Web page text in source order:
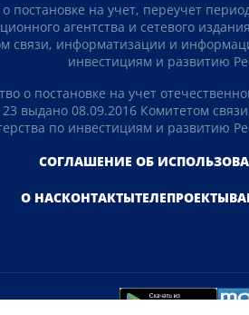
постановке на учет, переучет
агентства и сетевого
связи, информатизации и
инвестициям и развитию
о постановке на учет
выдано 08.09.2016 Комитетом
по инвестициям и развитию
СОГЛАШЕНИЕ ОБ
О НАСКОНТАКТЫТЕЛЕПРОЕКТЫ